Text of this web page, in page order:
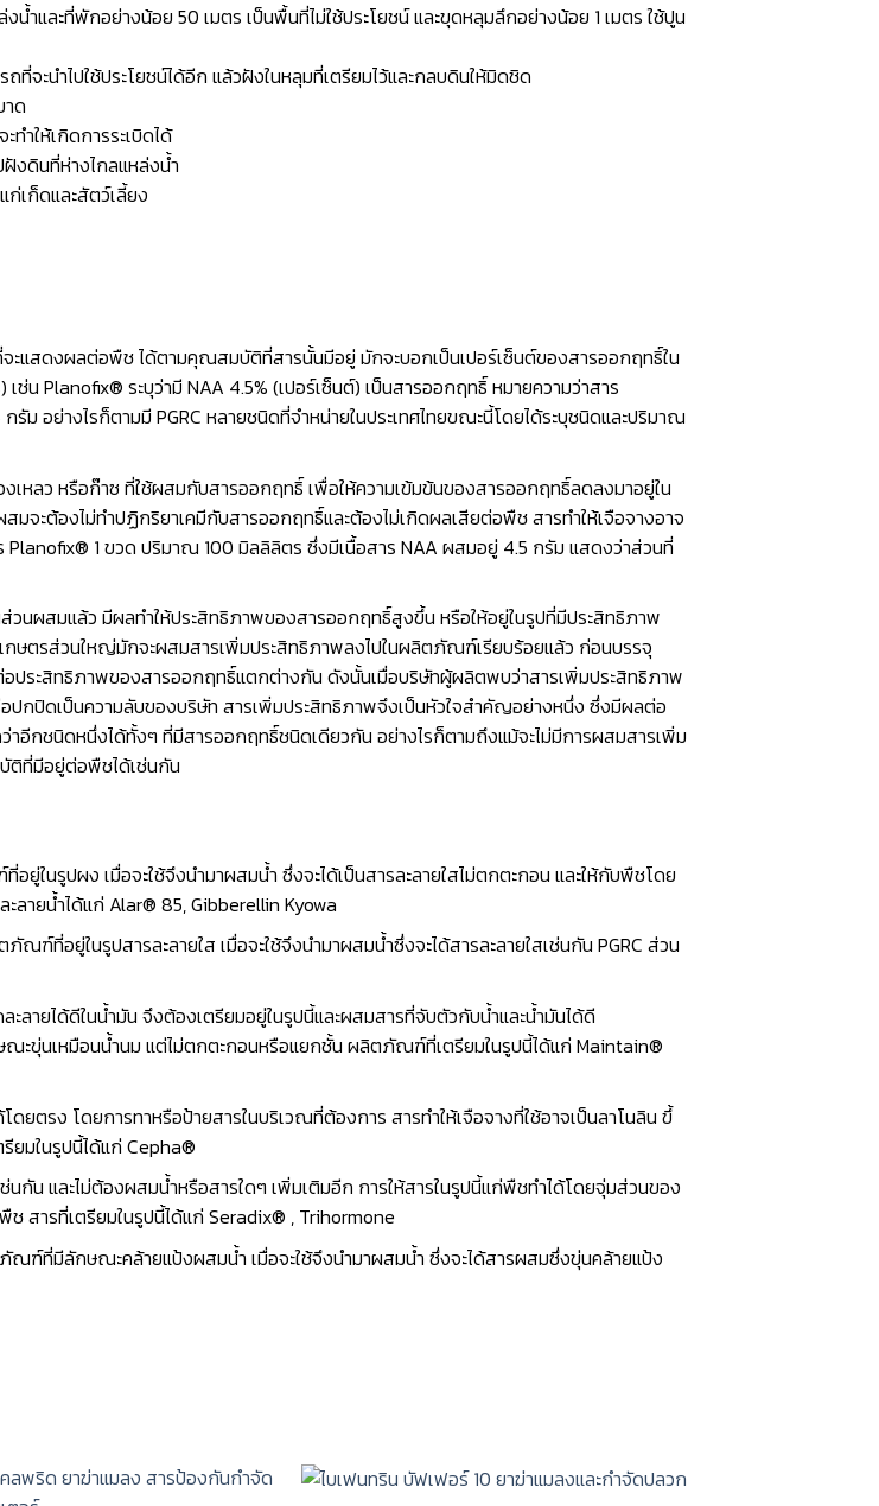
ำและที่พักอย่างน้อย 50 เมตร เป็นพื้นที่ไม่ใช้ประโยชน์ และขุดหลุมลึกอย่างน้อย 1 เมตร ใช้ปูน
จะนำไปใช้ประโยชน์ได้อีก แล้วฝังในหลุมที่เตรียมไว้และกลบดินให้มิดชิด
าด
ำให้เกิดการระเบิดได้
ฝังดินที่ห่างไกลแหล่งน้ำ
เก็ดและสัตว์เลี้ยง
แสดงผลต่อพืช ได้ตามคุณสมบัติที่สารนั้นมีอยู่ มักจะบอกเป็นเปอร์เซ็นต์ของสารออกฤทธิ์ใน
Planofix® ระบุว่ามี NAA 4.5% (เปอร์เซ็นต์) เป็นสารออกฤทธิ์ หมายความว่าสาร
ม อย่างไรก็ตามมี PGRC หลายชนิดที่จำหน่ายในประเทศไทยขณะนี้โดยได้ระบุชนิดและปริมาณ
เหลว หรือก๊าซ ที่ใช้ผสมกับสารออกฤทธิ์ เพื่อให้ความเข้มข้นของสารออกฤทธิ์ลดลงมาอยู่ใน
มจะต้องไม่ทำปฏิกริยาเคมีกับสารออกฤทธิ์และต้องไม่เกิดผลเสียต่อพืช สารทำให้เจือจางอาจ
Planofix® 1 ขวด ปริมาณ 100 มิลลิลิตร ซึ่งมีเนื้อสาร NAA ผสมอยู่ 4.5 กรัม แสดงว่าส่วนที่
นผสมแล้ว มีผลทำให้ประสิทธิภาพของสารออกฤทธิ์สูงขึ้น หรือให้อยู่ในรูปที่มีประสิทธิภาพ
กษตรส่วนใหญ่มักจะผสมสารเพิ่มประสิทธิภาพลงไปในผลิตภัณฑ์เรียบร้อยแล้ว ก่อนบรรจุ
ประสิทธิภาพของสารออกฤทธิ์แตกต่างกัน ดังนั้นเมื่อบริษัทผู้ผลิตพบว่าสารเพิ่มประสิทธิภาพ
กปิดเป็นความลับของบริษัท สารเพิ่มประสิทธิภาพจึงเป็นหัวใจสำคัญอย่างหนึ่ง ซึ่งมีผลต่อ
นิดหนึ่งได้ทั้งๆ ที่มีสารออกฤทธิ์ชนิดเดียวกัน อย่างไรก็ตามถึงแม้จะไม่มีการผสมสารเพิ่ม
ที่มีอยู่ต่อพืชได้เช่นกัน
ในรูปผง เมื่อจะใช้จึงนำมาผสมนํ้า ซึ่งจะได้เป็นสารละลายใสไม่ตกตะกอน และให้กับพืชโดย
ายนํ้าได้แก่ Alar® 85, Gibberellin Kyowa
ฑ์ที่อยู่ในรูปสารละลายใส เมื่อจะใช้จึงนำมาผสมนํ้าซึ่งจะได้สารละลายใสเช่นกัน PGRC ส่วน
ลายได้ดีในน้ำมัน จึงต้องเตรียมอยู่ในรูปนี้และผสมสารที่จับตัวกับนํ้าและนํ้ามันได้ดี
ณะขุ่นเหมือนนํ้านม แต่ไม่ตกตะกอนหรือแยกชั้น ผลิตภัณฑ์ที่เตรียมในรูปนี้ได้แก่ Maintain®
ยตรง โดยการทาหรือป้ายสารในบริเวณที่ต้องการ สารทำให้เจือจางที่ใช้อาจเป็นลาโนลิน ขึ้
มในรูปนี้ได้แก่ Cepha®
น และไม่ต้องผสมนํ้าหรือสารใดๆ เพิ่มเติมอีก การให้สารในรูปนี้แก่พืชทำได้โดยจุ่มส่วนของ
สารที่เตรียมในรูปนี้ได้แก่ Seradix® , Trihormone
ฑ์ที่มีลักษณะคล้ายแป้งผสมนํ้า เมื่อจะใช้จึงนำมาผสมนํ้า ซึ่งจะได้สารผสมซึ่งขุ่นคล้ายแป้ง